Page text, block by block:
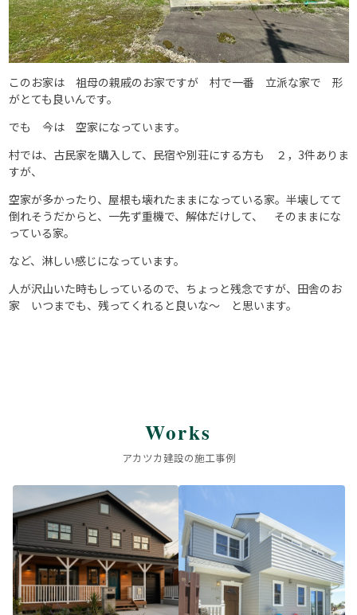
このお家は 祖母の親戚のお家ですが 村で一番 立派な家で 形
がとても良いんです。
でも 今は 空家になっています。
村では、古民家を購入して、民宿や別荘にする方も ２，3件ありま
すが、
空家が多かったり、屋根も壊れたままになっている家。半壊してて
倒れそうだからと、一先ず重機で、解体だけして、 そのままにな
っている家。
など、淋しい感じになっています。
人が沢山いた時もしっているので、ちょっと残念ですが、田舎のお
家 いつまでも、残ってくれると良いな～ と思います。
Works
アカツカ建設の施工事例